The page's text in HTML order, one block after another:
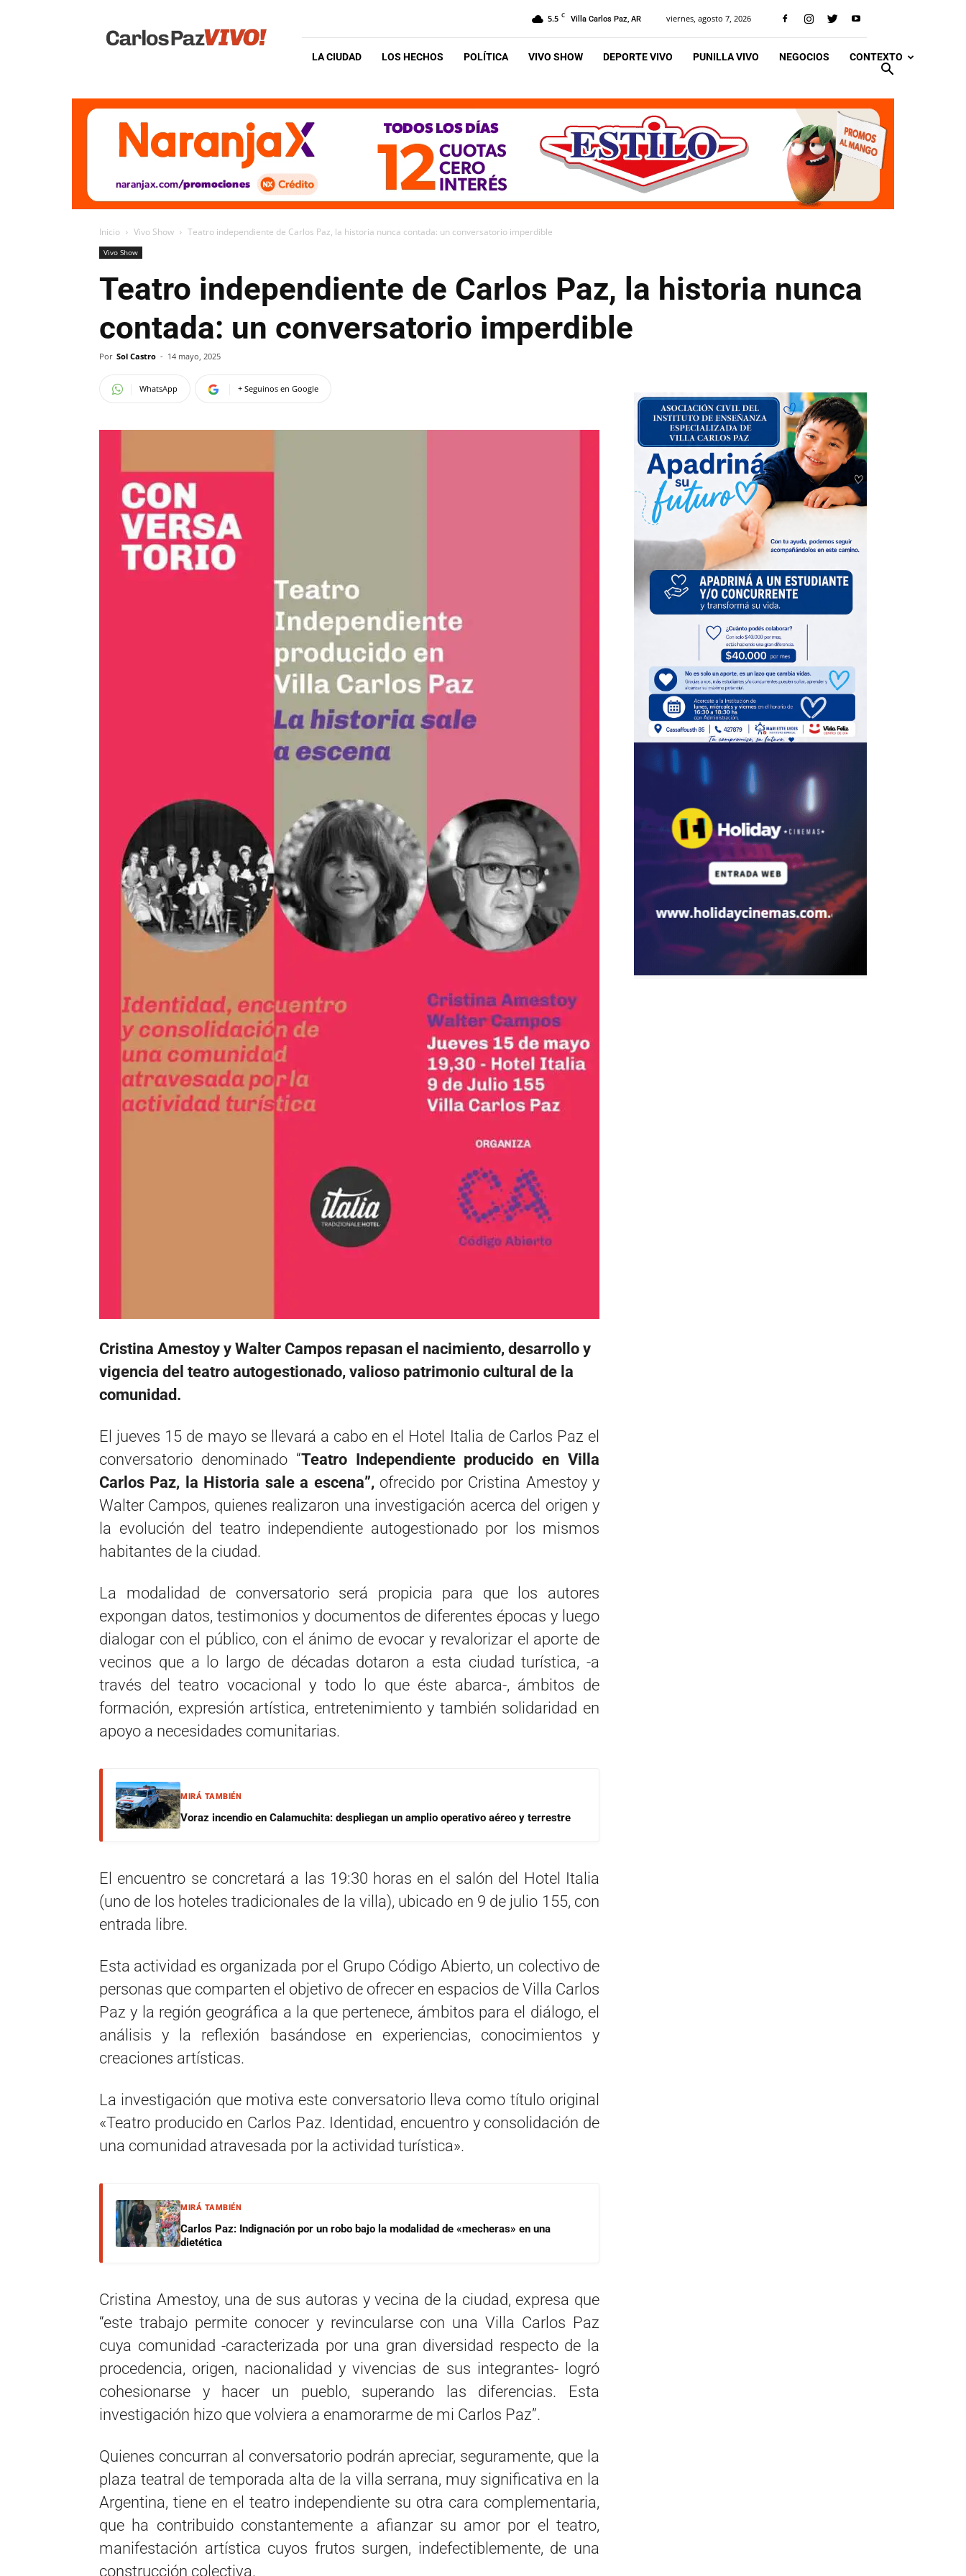
Vivo
5.5 C Villa Carlos Paz, AR viernes, agosto 7, 2026
LA CIUDAD LOS HECHOS POLÍTICA VIVO SHOW DEPORTE VIVO PUNILLA VIVO NEGOCIOS CONTEXTO
Inicio Vivo Show Teatro independiente de Carlos Paz, la historia nunca contada: un conversatorio imperdible
Vivo Show
Teatro independiente de Carlos Paz, la historia nunca
contada: un conversatorio imperdible
Por Sol Castro - 14 mayo, 2025
WhatsApp + Seguinos en Google
Cristina Amestoy y Walter Campos repasan el nacimiento, desarrollo y
vigencia del teatro autogestionado, valioso patrimonio cultural de la
comunidad.
El jueves 15 de mayo se llevará a cabo en el Hotel Italia de Carlos Paz el
conversatorio denominado “Teatro Independiente producido en Villa
Carlos Paz, la Historia sale a escena”,ofrecido por Cristina Amestoy y
Walter Campos, quienes realizaron una investigación acerca del origen y
la evolución del teatro independiente autogestionado por los mismos
habitantes de la ciudad.
La modalidad de conversatorio será propicia para que los autores
expongan datos, testimonios y documentos de diferentes épocas y luego
dialogar con el público, con el ánimo de evocar y revalorizar el aporte de
vecinos que a lo largo de décadas dotaron a esta ciudad turística, -a
través del teatro vocacional y todo lo que éste abarca-, ámbitos de
formación, expresión artística, entretenimiento y también solidaridad en
apoyo a necesidades comunitarias.
MIRÁ TAMBIÉN
Voraz incendio en Calamuchita: despliegan un amplio operativo aéreo y terrestre
El encuentro se concretará a las 19:30 horas en el salón del Hotel Italia
(uno de los hoteles tradicionales de la villa), ubicado en 9 de julio 155, con
entrada libre.
Esta actividad es organizada por el Grupo Código Abierto, un colectivo de
personas que comparten el objetivo de ofrecer en espacios de Villa Carlos
Paz y la región geográfica a la que pertenece, ámbitos para el diálogo, el
análisis y la reflexión basándose en experiencias, conocimientos y
creaciones artísticas.
La investigación que motiva este conversatorio lleva como título original
«Teatro producido en Carlos Paz. Identidad, encuentro y consolidación de
una comunidad atravesada por la actividad turística».
MIRÁ TAMBIÉN
Carlos Paz: Indignación por un robo bajo la modalidad de «mecheras» en una
dietética
Cristina Amestoy, una de sus autoras y vecina de la ciudad, expresa que
“este trabajo permite conocer y revincularse con una Villa Carlos Paz
cuya comunidad -caracterizada por una gran diversidad respecto de la
procedencia, origen, nacionalidad y vivencias de sus integrantes- logró
cohesionarse y hacer un pueblo, superando las diferencias. Esta
investigación hizo que volviera a enamorarme de mi Carlos Paz”.
Quienes concurran al conversatorio podrán apreciar, seguramente, que la
plaza teatral de temporada alta de la villa serrana, muy significativa en la
Argentina, tiene en el teatro independiente su otra cara complementaria,
que ha contribuido constantemente a afianzar su amor por el teatro,
manifestación artística cuyos frutos surgen, indefectiblemente, de una
construcción colectiva.